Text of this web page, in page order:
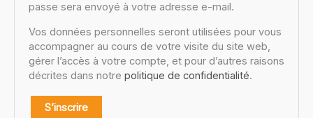
passe sera envoyé à votre adresse e-mail.
Vos données personnelles seront utilisées pour vous
accompagner au cours de votre visite du site web,
gérer l’accès à votre compte, et pour d’autres raisons
décrites dans notre politique de confidentialité.
S’inscrire